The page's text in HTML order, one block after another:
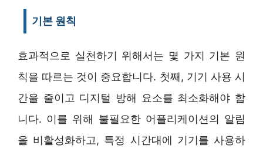
기본 원칙
효과적으로 실천하기 위해서는 몇 가지 기본 원
칙을 따르는 것이 중요합니다. 첫째, 기기 사용 시
간을 줄이고 디지털 방해 요소를 최소화해야 합
니다. 이를 위해 불필요한 어플리케이션의 알림
을 비활성화하고, 특정 시간대에 기기를 사용하